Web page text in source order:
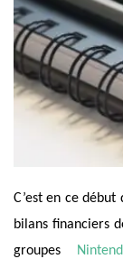
C’est en ce
bilans financiers
groupes